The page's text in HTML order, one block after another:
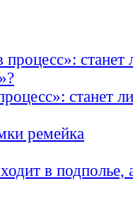
станет
ремейка